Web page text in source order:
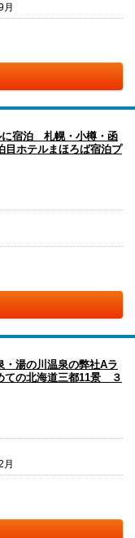
に宿泊 札幌・小樽・函
ホテルまほろば宿泊プ
湯の川温泉の弊社Aラ
の北海道三都11景 ３